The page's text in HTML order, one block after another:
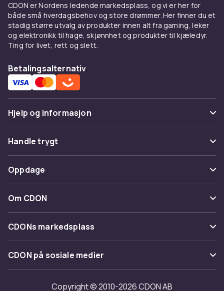
CDON er Nordens ledende markedsplass, og vi er her for
både små hverdagsbehov og store drømmer. Her finner du et
stadig større utvalg av produkter innen alt fra gaming, leker
og elektronikk til hage, skjønnhet og produkter til kjæledyr.
Ting for livet, rett og slett.
Betalingsalternativ
Hjelp og informasjon
Vanlige spørsmål
Spor pakke
Angre & returner her
Kontakt oss
Handle trygt
Betaling
Levering
Tilbakekallinger
Oppdage
Kategorier
Varemerker
Om CDON
Om oss
Kundeanmeldelser
Jobbe på CDON
Investor relations
CDONs markedsplass
Merchant Help Center
CDON på sosiale medier
Copyright © 2010-2026 CDON AB